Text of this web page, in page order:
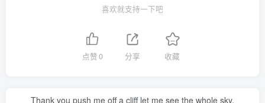
喜欢就支持一下吧
点赞0 分享 收藏
Thank you push me off a cliff let me see the whole sky.